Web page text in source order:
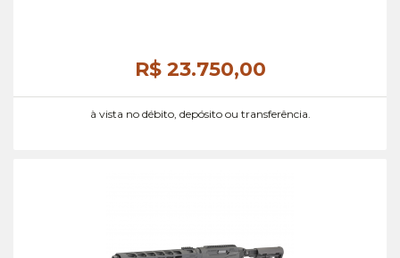
R$ 23.750,00
à vista no débito, depósito ou transferência.